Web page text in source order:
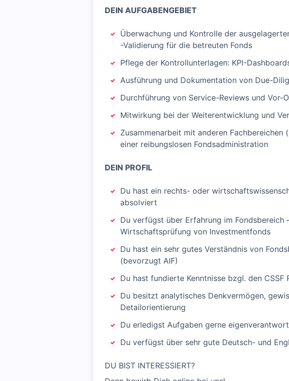
DEIN AUFGABENGEBIET
Überwachung und Kontrolle der
-Validierung für die betreuten Fonds
Pflege der Kontrollunterlagen: KPI-
Ausführung und Dokumentation von Due-
Durchführung von Service-Reviews und Vor-
Mitwirkung bei der Weiterentwicklung und
Zusammenarbeit mit anderen
einer reibungslosen Fondsadministration
DEIN PROFIL
Du hast ein rechts- oder
absolviert
Du verfügst über Erfahrung im
Wirtschaftsprüfung von Investmentfonds
Du hast ein sehr gutes Verständnis von
(bevorzugt AIF)
Du hast fundierte Kenntnisse bzgl. den CSSF
Du besitzt analytisches Denkvermögen,
Detailorientierung
Du erledigst Aufgaben gerne
Du verfügst über sehr gute Deutsch- und
DU BIST INTERESSIERT?